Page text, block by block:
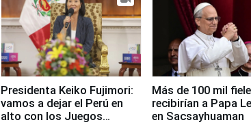
Presidenta Keiko Fujimori:
vamos a dejar el Perú en
alto con los Juegos
Más de 100 mil
recibirían a Papa
en Sacsayhuaman